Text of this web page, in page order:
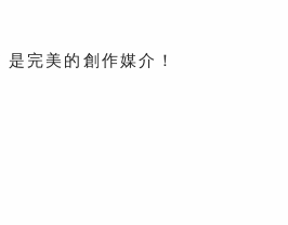
完美的創作媒介！